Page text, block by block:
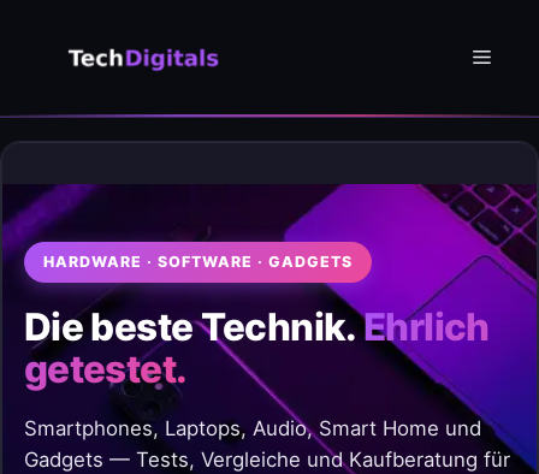
Menü
HARDWARE · SOFTWARE · GADGETS
Die beste Technik.Ehrlich
getestet.
Smartphones, Laptops, Audio, Smart Home und
Gadgets — Tests, Vergleiche und Kaufberatung für